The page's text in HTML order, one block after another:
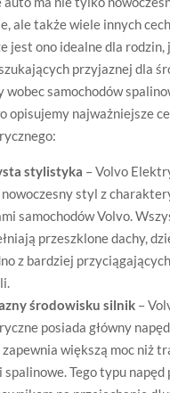
ale także wiele innych
jest ono idealne dla rodzin,
przyjaznej dla
samochodów
opisujemy najważniejsze
stylistyka – Volvo
nowoczesny styl z
samochodów Volvo.
przeszklone dachy,
z bardziej
środowisku silnik –
posiada główny
większą moc niż
spalinowe. Tego typu napęd